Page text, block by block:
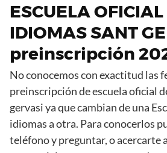
ESCUELA OFICIAL
IDIOMAS SANT
preinscripción
No conocemos con exactitud las
preinscripción de escuela oficial
gervasi ya que cambian de una
idiomas a otra. Para conocerlos
teléfono y preguntar, o acercarte